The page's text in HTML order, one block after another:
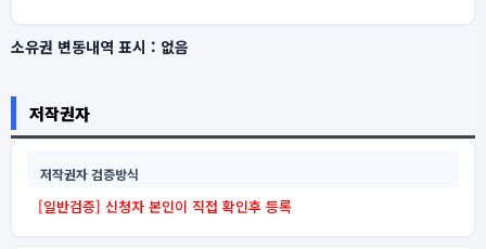
소유권 변동내역 표시 : 없음
저작권자
저작권자 검증방식
[일반검증] 신청자 본인이 직접 확인후 등록